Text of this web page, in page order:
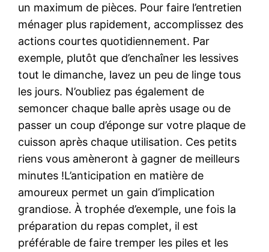
un maximum de pièces. Pour faire l’entretien
ménager plus rapidement, accomplissez des
actions courtes quotidiennement. Par
exemple, plutôt que d’enchaîner les lessives
tout le dimanche, lavez un peu de linge tous
les jours. N’oubliez pas également de
semoncer chaque balle après usage ou de
passer un coup d’éponge sur votre plaque de
cuisson après chaque utilisation. Ces petits
riens vous amèneront à gagner de meilleurs
minutes !L’anticipation en matière de
amoureux permet un gain d’implication
grandiose. À trophée d’exemple, une fois la
préparation du repas complet, il est
préférable de faire tremper les piles et les